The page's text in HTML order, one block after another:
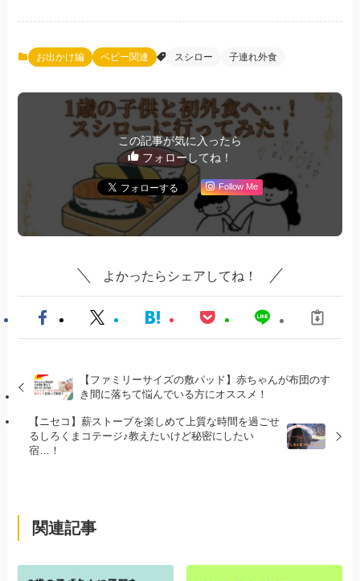
お出かけ編 ベビー関連 スシロー 子連れ外食
この記事が気に入ったら
フォローしてね！
Follow Me
よかったらシェアしてね！
【ファミリーサイズの敷パッド】赤ちゃんが布団のす
き間に落ちて悩んでいる方にオススメ！
【ニセコ】薪ストーブを楽しめて上質な時間を過ごせ
るしろくまコテージ♪教えたいけど秘密にしたい
宿…！
関連記事